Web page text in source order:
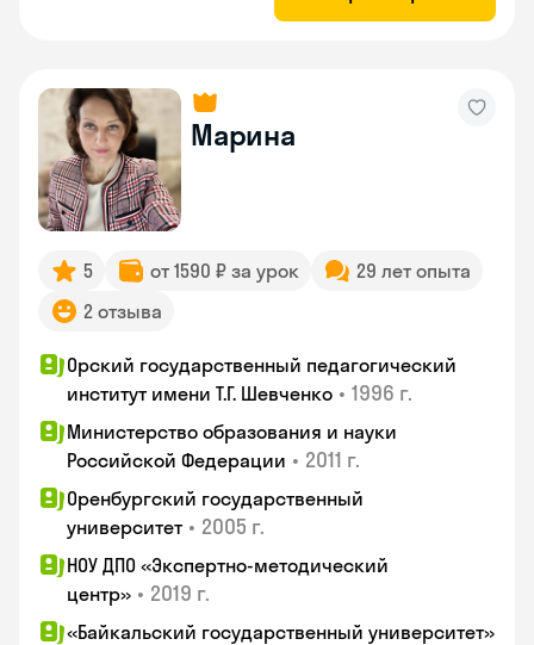
Марина
5 от 1590 ₽ за урок
29 лет опыта
2 отзыва
Орский государственный педагогический
институт имени Т.Г. Шевченко • 1996 г.
Министерство образования и науки
Российской Федерации • 2011 г.
Оренбургский государственный
университет • 2005 г.
НОУ ДПО «Экспертно-методический
центр» • 2019 г.
«Байкальский государственный университет»